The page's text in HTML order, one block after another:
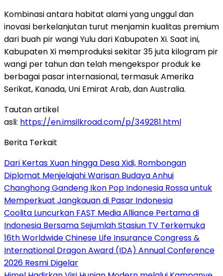
Kombinasi antara habitat alami yang unggul dan
inovasi berkelanjutan turut menjamin kualitas premium
dari buah pir wangi Yulu dari Kabupaten Xi. Saat ini,
Kabupaten Xi memproduksi sekitar 35 juta kilogram pir
wangi per tahun dan telah mengekspor produk ke
berbagai pasar internasional, termasuk Amerika
Serikat, Kanada, Uni Emirat Arab, dan Australia.
Tautan artikel
asli: https://en.imsilkroad.com/p/349281.html
Berita Terkait
Dari Kertas Xuan hingga Desa Xidi, Rombongan
Diplomat Menjelajahi Warisan Budaya Anhui
Changhong Gandeng Ikon Pop Indonesia Rossa untuk
Memperkuat Jangkauan di Pasar Indonesia
Coolita Luncurkan FAST Media Alliance Pertama di
Indonesia Bersama Sejumlah Stasiun TV Terkemuka
16th Worldwide Chinese Life Insurance Congress &
International Dragon Award (IDA) Annual Conference
2026 Resmi Digelar